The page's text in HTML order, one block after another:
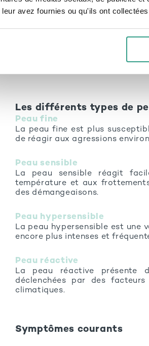
leur avez fournies ou qu'ils ont
Définition et
aux agressions extérieures.
accrue aux produits
Cette sensibilité accrue peut
Les différents types de
Peau fine
La peau fine est plus
de réagir aux agressions
Peau sensible
La peau sensible réagit
température et aux
des démangeaisons.
Peau hypersensible
La peau hypersensible est une
encore plus intenses et
Peau réactive
La peau réactive présente
déclenchées par des
climatiques.
Symptômes courants